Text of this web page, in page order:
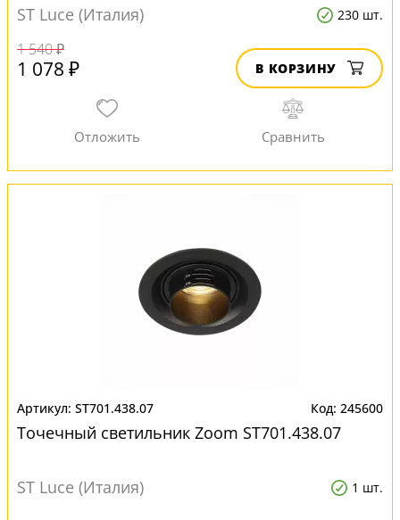
ST Luce (Италия) 230 шт.
1 540 ₽
1 078 ₽ В КОРЗИНУ
ST701.438.07 245600
Точечный светильник Zoom ST701.438.07
ST Luce (Италия) 1 шт.